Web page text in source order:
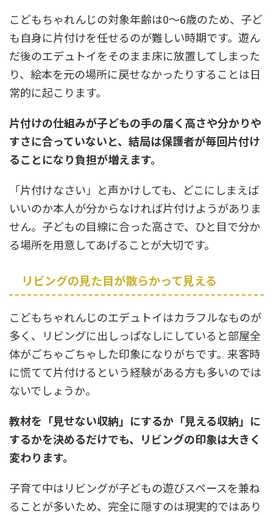
こどもちゃれんじの対象年齢は0〜6歳のため、子ど
も自身に片付けを任せるのが難しい時期です。遊ん
だ後のエデュトイをそのまま床に放置してしまった
り、絵本を元の場所に戻せなかったりすることは日
常的に起こります。
片付けの仕組みが子どもの手の届く高さや分かりや
すさに合っていないと、結局は保護者が毎回片付け
ることになり負担が増えます。
「片付けなさい」と声かけしても、どこにしまえば
いいのか本人が分からなければ片付けようがありま
せん。子どもの目線に合った高さで、ひと目で分か
る場所を用意してあげることが大切です。
リビングの見た目が散らかって見える
こどもちゃれんじのエデュトイはカラフルなものが
多く、リビングに出しっぱなしにしていると部屋全
体がごちゃごちゃした印象になりがちです。来客時
に慌てて片付けるという経験がある方も多いのでは
ないでしょうか。
教材を「見せない収納」にするか「見える収納」に
するかを決めるだけでも、リビングの印象は大きく
変わります。
子育て中はリビングが子どもの遊びスペースを兼ね
ることが多いため、完全に隠すのは現実的ではあり